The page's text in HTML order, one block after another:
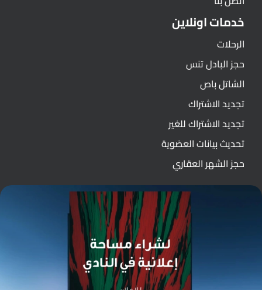
خدمات اونلاين
الرحلات
حجز البادل تنس
الشاتل باص
تجديد الاشتراك
تجديد الاشتراك للغير
تحديث بيانات العضوية
حجز الشهر العقاري